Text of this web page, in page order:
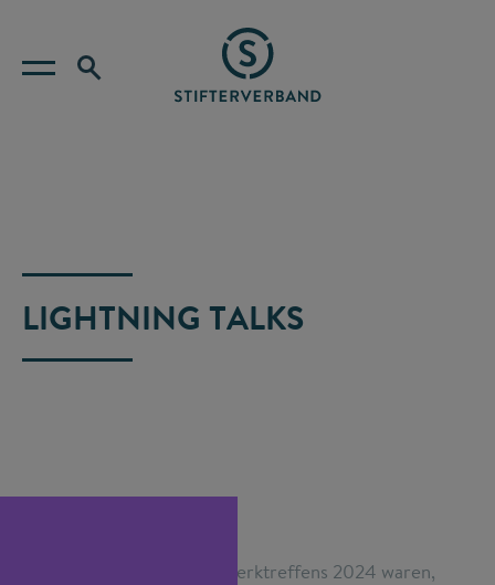
LIGHTNING TALKS
Ziele des Transfer-Netzwerktreffens 2024 waren,